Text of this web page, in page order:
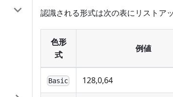
認識される形式は次の表にリストア
色形
式
例値
Basic 128,0,64